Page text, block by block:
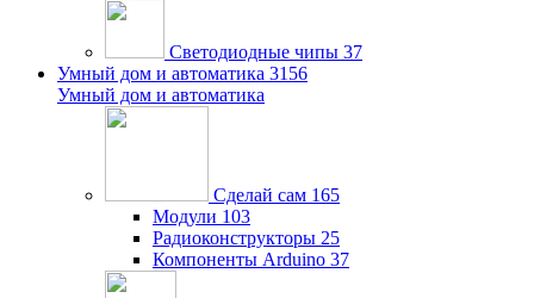
Светодиодные чипы 37
Умный дом и автоматика 3156
Умный дом и автоматика
Сделай сам 165
Модули 103
Радиоконструкторы 25
Компоненты Arduino 37